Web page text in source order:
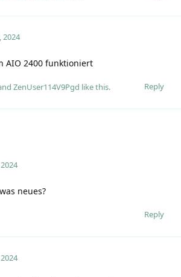
2024
AIO 2400 funktioniert
Reply
ZenUser114V9Pgd like this.
neues?
Reply